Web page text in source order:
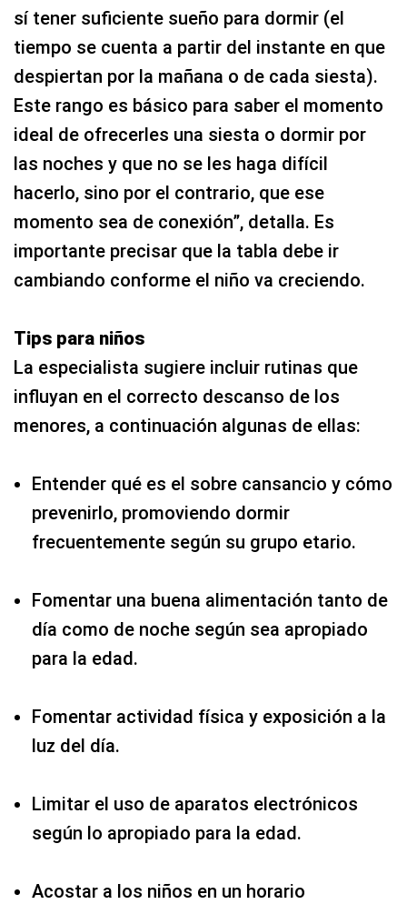
sí tener suficiente sueño para dormir (el
tiempo se cuenta a partir del instante en que
despiertan por la mañana o de cada siesta).
Este rango es básico para saber el momento
ideal de ofrecerles una siesta o dormir por
las noches y que no se les haga difícil
hacerlo, sino por el contrario, que ese
momento sea de conexión”, detalla. Es
importante precisar que la tabla debe ir
cambiando conforme el niño va creciendo.
Tips para niños
La especialista sugiere incluir rutinas que
influyan en el correcto descanso de los
menores, a continuación algunas de ellas:
Entender qué es el sobre cansancio y cómo
prevenirlo, promoviendo dormir
frecuentemente según su grupo etario.
Fomentar una buena alimentación tanto de
día como de noche según sea apropiado
para la edad.
Fomentar actividad física y exposición a la
luz del día.
Limitar el uso de aparatos electrónicos
según lo apropiado para la edad.
Acostar a los niños en un horario